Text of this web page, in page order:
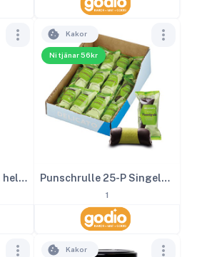
Espresso Kodagu 5.5, hela kaffe bönor 1000g
Ni tjänar 56kr
Kakor
Punschrulle 25-P Singelpackad
1
Kakor